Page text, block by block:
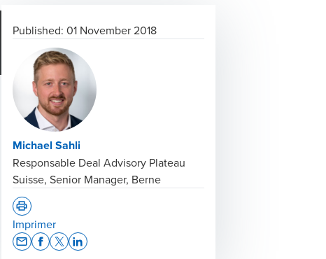
Published: 01 November 2018
Michael Sahli
Responsable Deal Advisory Plateau
Suisse, Senior Manager, Berne
Imprimer